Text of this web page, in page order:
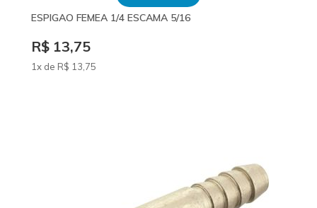
ESPIGAO FEMEA 1/4 ESCAMA 5/16
R$ 13,75
1x de R$ 13,75